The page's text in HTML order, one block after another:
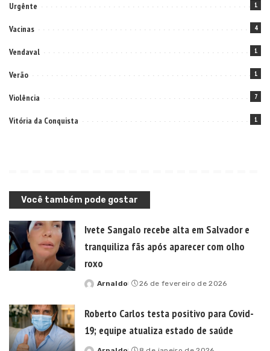
Urgênte 1
Vacinas 4
Vendaval 1
Verão 1
Violência 7
Vitória da Conquista 1
Você também pode gostar
Ivete Sangalo recebe alta em Salvador e
tranquiliza fãs após aparecer com olho
roxo
Posted
Arnaldo 26 de fevereiro de 2026
Roberto Carlos testa positivo para Covid-
19; equipe atualiza estado de saúde